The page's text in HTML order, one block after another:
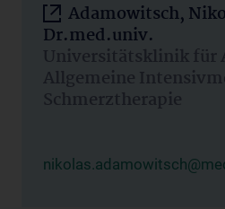
Adamowitsch,
Dr.med.univ.
Universitätsklinik für
Allgemeine
Schmerztherapie